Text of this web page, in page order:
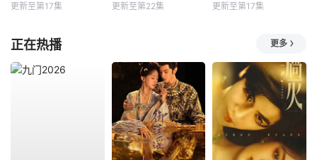
更新至第17集 更新至第22集 更新至第17集
正在热播 更多